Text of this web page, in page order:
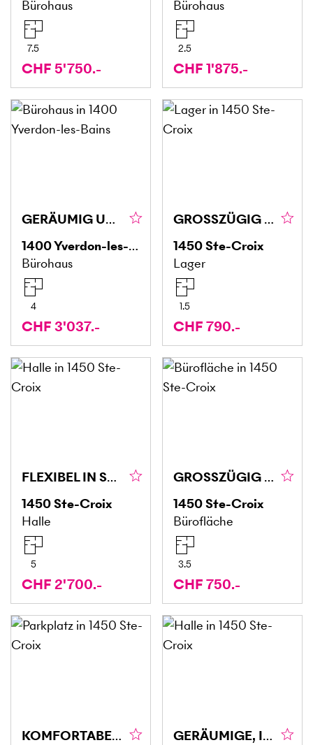
Bürohaus
7.5
CHF 5'750.-
Bürohaus
2.5
CHF 1'875.-
GERÄUMIG UND MODERN
1400Yverdon-les-Bains
Bürohaus
4
CHF 3'037.-
GROSSZÜGIG MIT POTENZIAL, INKLUSIVE EINSTELLBOX (3)
1450Ste-Croix
Lager
1.5
CHF 790.-
FLEXIBEL IN STRATEGISCHER LAGE (5)
1450Ste-Croix
Halle
5
CHF 2'700.-
GROSSZÜGIG UND VIELSEITIG NUTZBAR (6)
1450Ste-Croix
Bürofläche
3.5
CHF 750.-
KOMFORTABEL UND VIELSEITIG
GERÄUMIGE, INKLUSIVE PARKPLATZ (4)